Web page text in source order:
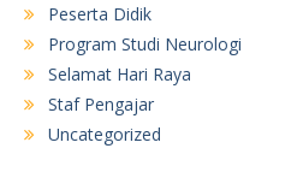
Peserta Didik
Program Studi Neurologi
Selamat Hari Raya
Staf Pengajar
Uncategorized